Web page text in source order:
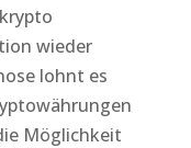
wieder
lohnt es
Möglichkeit